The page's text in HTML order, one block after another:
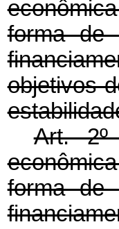
forma de
objetivos
Art.
forma de